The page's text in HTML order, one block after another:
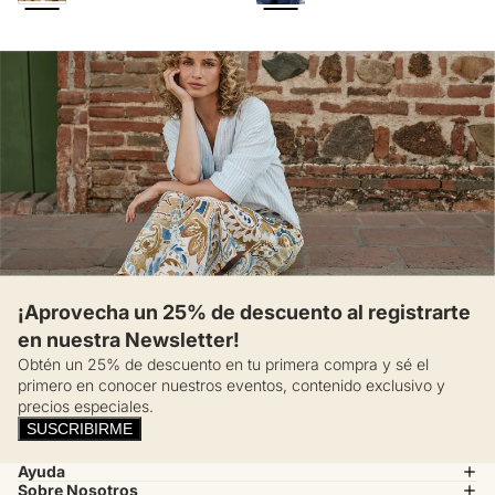
¡Aprovecha un 25% de descuento al registrarte
en nuestra Newsletter!
Obtén un 25% de descuento en tu primera compra y sé el
primero en conocer nuestros eventos, contenido exclusivo y
precios especiales.
SUSCRIBIRME
Ayuda
Sobre Nosotros